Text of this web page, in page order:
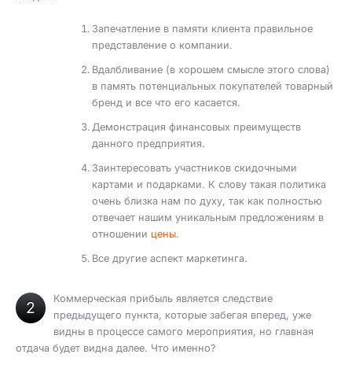
Запечатление в памяти клиента правильное
представление о компании.
Вдалбливание (в хорошем смысле этого слова)
в память потенциальных покупателей товарный
бренд и все что его касается.
Демонстрация финансовых преимуществ
данного предприятия.
Заинтересовать участников скидочными
картами и подарками. К слову такая политика
очень близка нам по духу, так как полностью
отвечает нашим уникальным предложениям в
отношении цены.
Все другие аспект маркетинга.
2
Коммерческая прибыль является следствие
предыдущего пункта, которые забегая вперед, уже
видны в процессе самого мероприятия, но главная
отдача будет видна далее. Что именно?